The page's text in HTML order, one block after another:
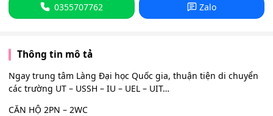
0355707762 Zalo
Thông tin mô tả
Ngay trung tâm Làng Đại học Quốc gia, thuận tiện di chuyển
các trường UT – USSH – IU – UEL – UIT…
CĂN HỘ 2PN – 2WC